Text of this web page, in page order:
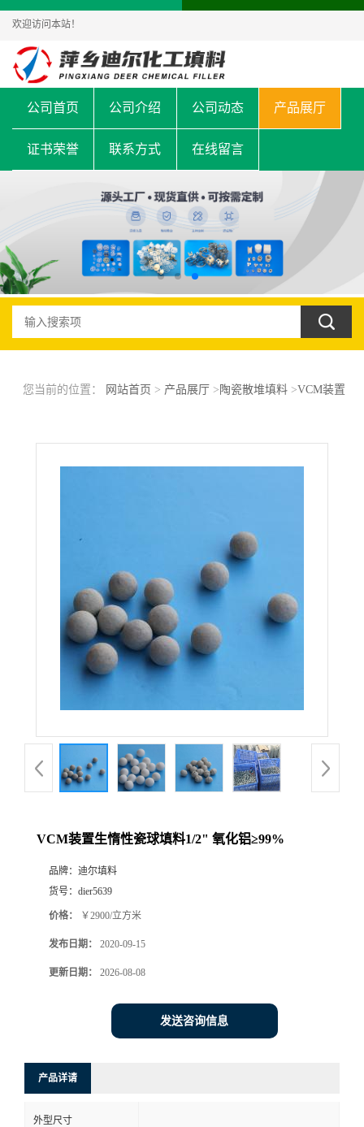
欢迎访问本站！
公司首页 公司介绍 公司动态 产品展厅
证书荣誉 联系方式 在线留言
您当前的位置： 网站首页 > 产品展厅> 陶瓷散堆填料>VCM装置
VCM装置生惰性瓷球填料1/2" 氧化铝≥99%
品牌： 迪尔填料
货号： dier5639
价格： ￥2900/立方米
发布日期： 2020-09-15
更新日期： 2026-08-08
发送咨询信息
产品详请
外型尺寸